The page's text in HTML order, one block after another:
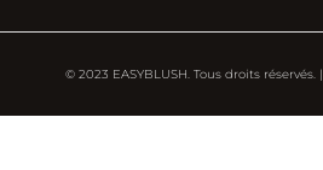
© 2023 EASYBLUSH. Tous droits réservés. |